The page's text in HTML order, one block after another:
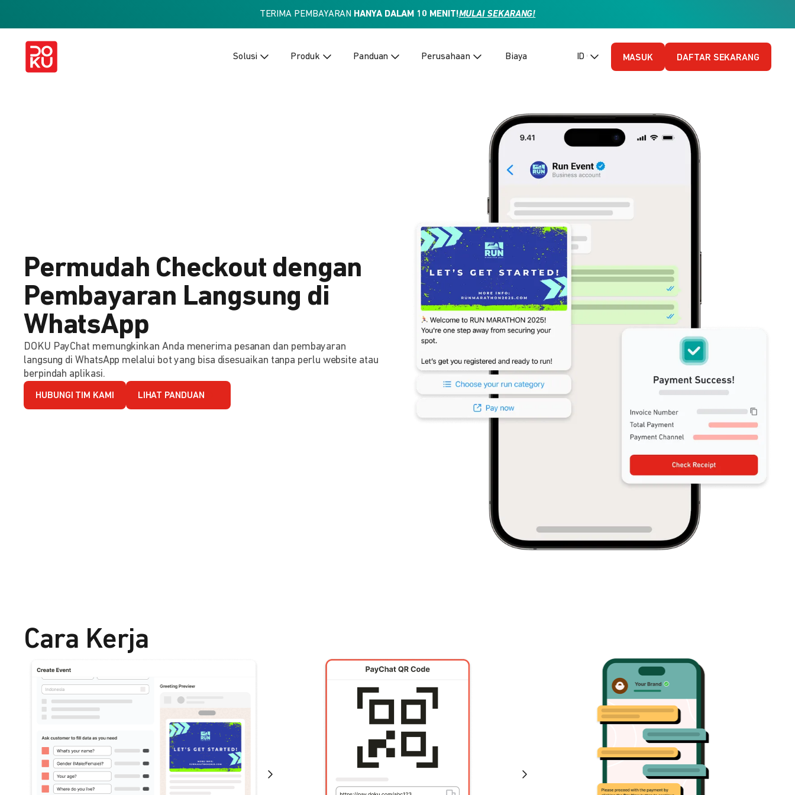
TERIMA PEMBAYARAN HANYA DALAM 10 MENIT!MULAI SEKARANG!
Solusi Produk Panduan Perusahaan Biaya ID (Bahasa Indonesia)
MASUK DAFTAR SEKARANG
Permudah Checkout dengan
Pembayaran Langsung di
WhatsApp
DOKU PayChat memungkinkan Anda menerima pesanan dan pembayaran
langsung di WhatsApp melalui bot yang bisa disesuaikan tanpa perlu website atau
berpindah aplikasi.
HUBUNGI TIM KAMI LIHAT PANDUAN
Cara Kerja